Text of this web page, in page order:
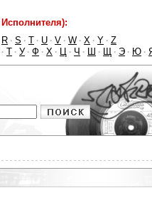
R · S · T · U · V · W · X · Y · Z
· Т · У · Ф · Х · Ц · Ч · Ш · Щ · Э · Ю ·